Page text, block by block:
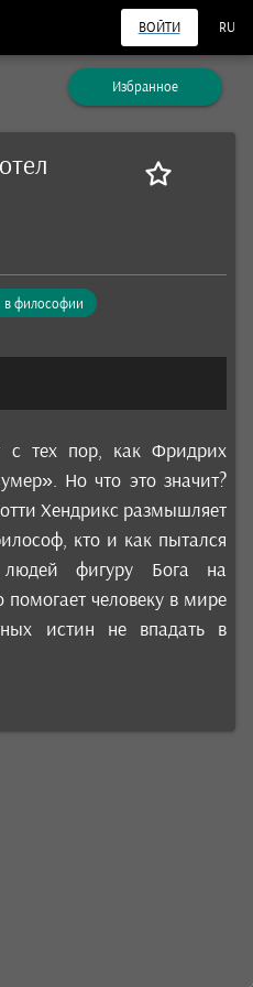
ВОЙТИ RU
Избранное
в философии
с тех пор, как Фридрих
Но что это значит?
Хендрикс размышляет
кто и как пытался
фигуру Бога на
человеку в мире
истин не впадать в